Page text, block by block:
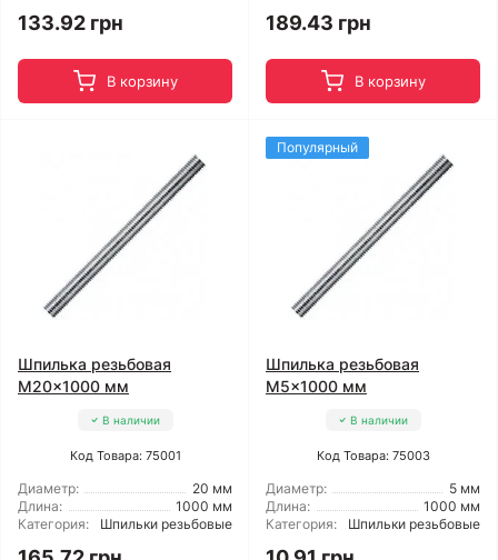
133.92 грн
В корзину
189.43 грн
В корзину
Шпилька резьбовая
M20x1000 мм
В наличии
Код Товара: 75001
Диаметр:
20 мм
Длина:
1000 мм
Категория:
Шпильки резьбовые
Популярный
Шпилька резьбовая
M5x1000 мм
В наличии
Код Товара: 75003
Диаметр:
5 мм
Длина:
1000 мм
Категория:
Шпильки резьбовые